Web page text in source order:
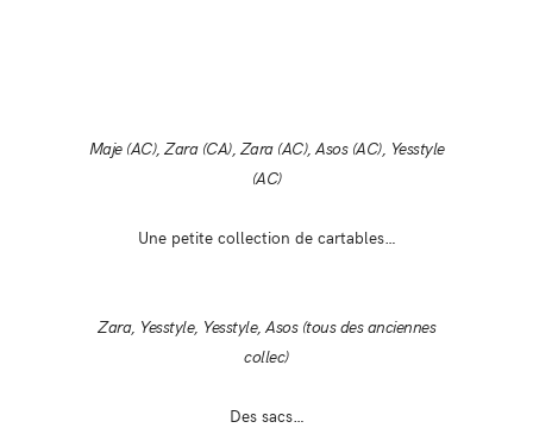
Maje (AC), Zara (CA), Zara (AC), Asos (AC), Yesstyle
(AC)
Une petite collection de cartables…
Zara, Yesstyle, Yesstyle, Asos (tous des anciennes
collec)
Des sacs…